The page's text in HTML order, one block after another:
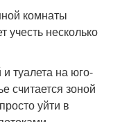
комнаты
учесть несколько
туалета на юго-
считается зоной
уйти в